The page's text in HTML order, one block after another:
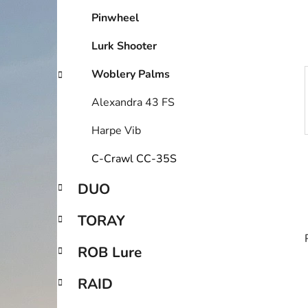
e
Pinwheel
Lurk Shooter
Woblery Palms
Alexandra 43 FS
Harpe Vib
C-Crawl CC-35S
DUO
TORAY
ROB Lure
RAID